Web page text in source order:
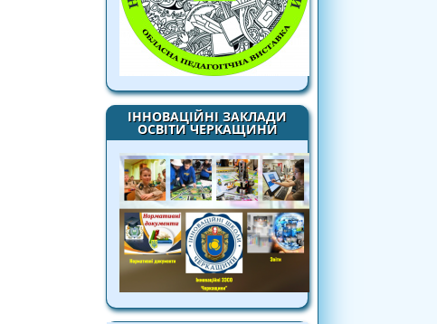
ІННОВАЦІЙНІ ЗАКЛАДИ
ОСВІТИ ЧЕРКАЩИНИ